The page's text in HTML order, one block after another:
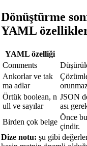
Enerji Dönüştürücü
Yakıt Tüketimi
Güç Dönüştürücü
Basınç Dönüştürücü
Hız Dönüştürücü
Zaman Dönüştürücü
Binary/Hex/Decimal
Dönüştürme
YAML
YAML özelliği
Comments
Ankorlar ve tak
ma adlar
Örtük boolean, n
ull ve sayılar
JSON
ası
Birden çok belge
Önce
çindir.
Dize notu: şu gibi